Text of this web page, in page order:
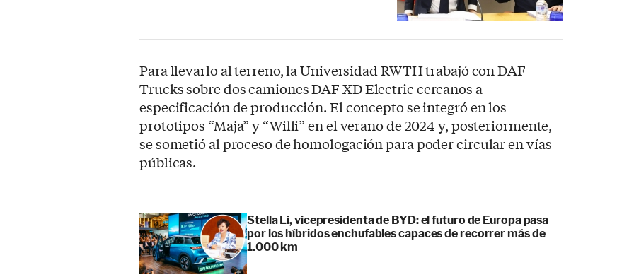
Para llevarlo al terreno, la Universidad RWTH trabajó con DAF
Trucks sobre dos camiones DAF XD Electric cercanos a
especificación de producción. El concepto se integró en los
prototipos “Maja” y “Willi” en el verano de 2024 y, posteriormente,
se sometió al proceso de homologación para poder circular en vías
públicas.
Stella Li, vicepresidenta de BYD: el futuro de Europa pasa
por los híbridos enchufables capaces de recorrer más de
1.000 km